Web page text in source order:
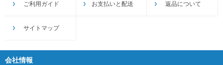
ご利用ガイド お支払いと配送 返品について
サイトマップ
会社情報